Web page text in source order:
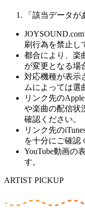
「該当データが
刷行為を禁止し
都合により、楽
が変更となる場
対応機種が表示
ムによっては選
リンク先の
や楽曲の配信状
確認ください。
リンク先の
を十分にご確認
YouTube動画の
す。
ARTIST PICKUP